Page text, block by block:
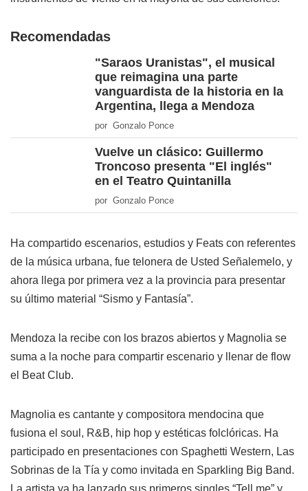
Recomendadas
"Saraos Uranistas", el musical
que reimagina una parte
vanguardista de la historia en la
Argentina, llega a Mendoza
por Gonzalo Ponce
Vuelve un clásico: Guillermo
Troncoso presenta "El inglés"
en el Teatro Quintanilla
por Gonzalo Ponce
Ha compartido escenarios, estudios y Feats con referentes
de la música urbana, fue telonera de Usted Señalemelo, y
ahora llega por primera vez a la provincia para presentar
su último material “Sismo y Fantasía”.
Mendoza la recibe con los brazos abiertos y Magnolia se
suma a la noche para compartir escenario y llenar de flow
el Beat Club.
Magnolia es cantante y compositora mendocina que
fusiona el soul, R&B, hip hop y estéticas folclóricas. Ha
participado en presentaciones con Spaghetti Western, Las
Sobrinas de la Tía y como invitada en Sparkling Big Band.